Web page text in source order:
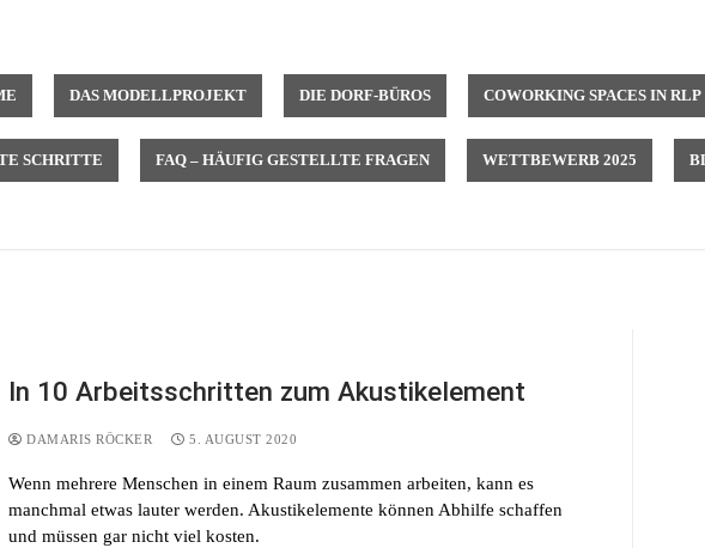
DAS MODELLPROJEKT DIE DORF-BÜROS COWORKING SPACES IN RLP
SCHRITTE FAQ – HÄUFIG GESTELLTE FRAGEN WETTBEWERB 2025
In 10 Arbeitsschritten zum Akustikelement
DAMARIS RÖCKER 5. AUGUST 2020
Wenn mehrere Menschen in einem Raum zusammen arbeiten, kann es
manchmal etwas lauter werden. Akustikelemente können Abhilfe schaffen
und müssen gar nicht viel kosten.